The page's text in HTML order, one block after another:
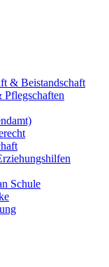
& Beistandschaft
Pflegschaften
Schule